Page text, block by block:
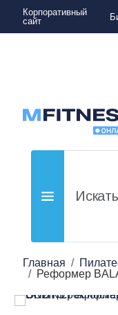
Корпоративный
сайт
Главная
Реформер